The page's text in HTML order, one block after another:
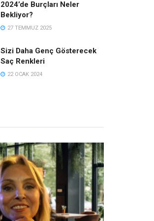
2024’de Burçları Neler
Bekliyor?
27 TEMMUZ 2025
Sizi Daha Genç Gösterecek
Saç Renkleri
22 OCAK 2024